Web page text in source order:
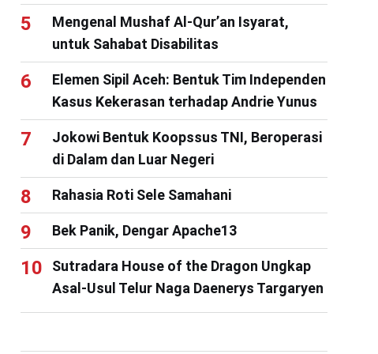
Mengenal Mushaf Al-Qur’an Isyarat,
untuk Sahabat Disabilitas
Elemen Sipil Aceh: Bentuk Tim Independen
Kasus Kekerasan terhadap Andrie Yunus
Jokowi Bentuk Koopssus TNI, Beroperasi
di Dalam dan Luar Negeri
Rahasia Roti Sele Samahani
Bek Panik, Dengar Apache13
Sutradara House of the Dragon Ungkap
Asal-Usul Telur Naga Daenerys Targaryen